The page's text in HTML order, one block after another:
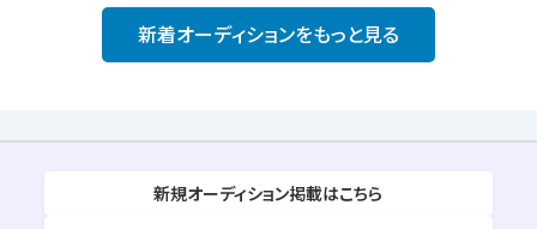
新着オーディションをもっと見る
新規オーディション掲載はこちら